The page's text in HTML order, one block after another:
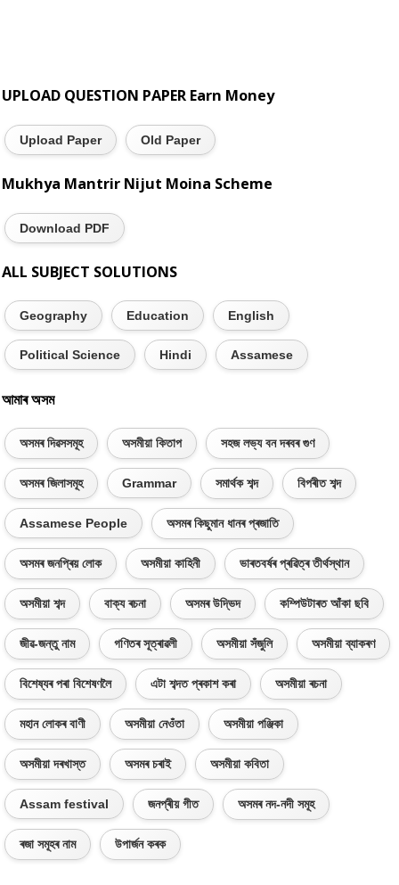
UPLOAD QUESTION PAPER Earn Money
Upload Paper Old Paper
Mukhya Mantrir Nijut Moina Scheme
Download PDF
ALL SUBJECT SOLUTIONS
Geography Education English
Political Science Hindi Assamese
আমাৰ অসম
অসমৰ দিৱসসমূহ অসমীয়া কিতাপ সহজ লভ্য বন দৰবৰ গুণ
অসমৰ জিলাসমূহ Grammar সমাৰ্থক শব্দ বিপৰীত শব্দ
Assamese People অসমৰ কিছুমান ধানৰ প্ৰজাতি
অসমৰ জনপ্ৰিয় লোক অসমীয়া কাহিনী ভাৰতবৰ্ষৰ প্ৰৱিত্ৰ তীৰ্থস্থান
অসমীয়া শব্দ বাক্য ৰচনা অসমৰ উদ্ভিদ কম্পিউটাৰত আঁকা ছবি
জীৱ-জন্তু নাম গণিতৰ সূত্ৰাৱলী অসমীয়া সঁজুলি অসমীয়া ব্যাকৰণ
বিশেষ্যৰ পৰা বিশেষণলৈ এটা শব্দত প্ৰকাশ কৰা অসমীয়া ৰচনা
মহান লোকৰ বাণী অসমীয়া নেওঁতা অসমীয়া পঞ্জিকা
অসমীয়া দৰখাস্ত অসমৰ চৰাই অসমীয়া কবিতা
Assam festival জনপ্ৰীয় গীত অসমৰ নদ-নদী সমূহ
ৰজা সমূহৰ নাম উপাৰ্জন কৰক